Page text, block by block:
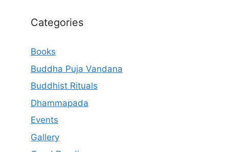
Categories
Books
Buddha Puja Vandana
Buddhist Rituals
Dhammapada
Events
Gallery